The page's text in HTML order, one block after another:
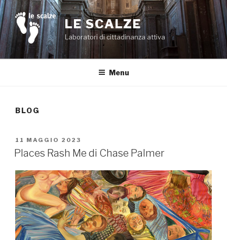
Salta
al
contenuto
LE SCALZE
Laboratori di cittadinanza attiva
Menu
BLOG
PUBBLICATO
IL
11 MAGGIO 2023
Places Rash Me di Chase Palmer